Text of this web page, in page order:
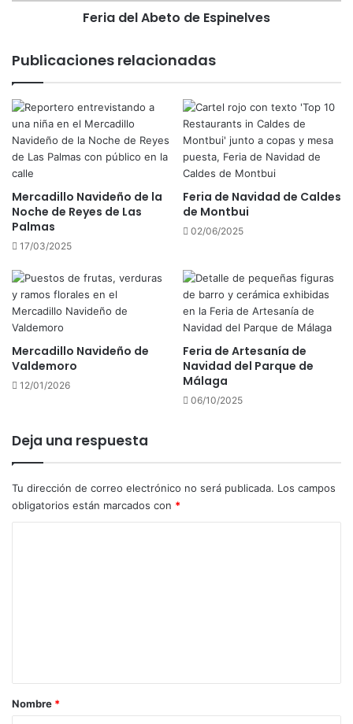
o
r
a
o
d
e
E
e
l
v
e
Feria del Abeto de Espinelves
Publicaciones relacionadas
Mercadillo Navideño de la
Noche de Reyes de Las
Palmas
17/03/2025
Feria de Navidad de Caldes
de Montbui
02/06/2025
Mercadillo Navideño de
Valdemoro
12/01/2026
Feria de Artesanía de
Navidad del Parque de
Málaga
06/10/2025
Deja una respuesta
Tu dirección de correo electrónico no será publicada. Los campos
obligatorios están marcados con *
rNombre *